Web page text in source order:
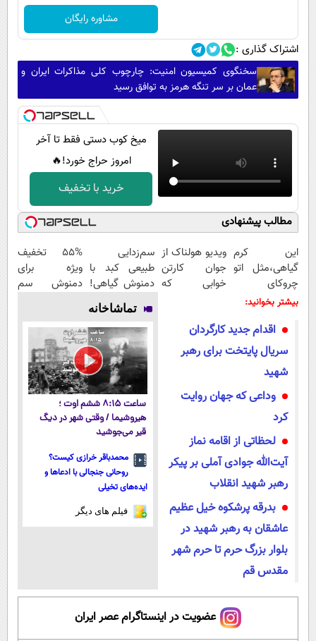
مشاوره رایگان
اشتراک گذاری :
سخنگوی کمیسیون امنیت: چارچوب کلی مذاکرات ایران و
عمان بر سر تنگه هرمز به توافق رسید
میخ کوب دستی فقط تا آخر
امروز حراج خورد!🔥
خرید با تخفیف
مطالب پیشنهادی
این کرم
گیاهی،مثل اتو
چروکای
پوستتوصاف
ویدیو هولناک از
جوان کارتن
خوابی که
سم‌زدایی
طبیعی کبد با
دمنوش گیاهی!
فقط تا پایان
امروز50%تخفیف
55% تخفیف
ویژه برای
دمنوش سم
بیشتر بخوانید:
اقدام جدید کارگردان
سریال پایتخت برای رهبر
شهید
وداعی که جهان روایت
کرد
لحظاتی از اقامه نماز
آیت‌الله جوادی آملی بر پیکر
رهبر شهید انقلاب
بدرقه پرشکوه خیل عظیم
عاشقان به رهبر شهید در
بلوار بزرگ حرم تا حرم شهر
مقدس قم
تماشاخانه
ساعت ۸:۱۵ ششم اوت ؛
هیروشیما / وقتی شهر در دیگ
قیر می‌جوشید
محمدباقر خرازی کیست؟
روحانی جنجالی با ادعاها و
ایده‌های تخیلی
فیلم های دیگر
عضویت در اینستاگرام عصر ایران